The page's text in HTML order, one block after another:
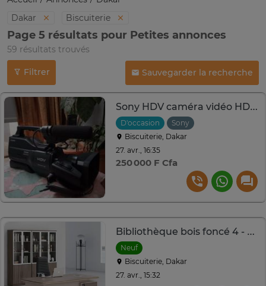
Dakar
Biscuiterie
Page 5 résultats pour Petites annonces
59 résultats trouvés
Filtrer Sauvegarder la recherche
Sony HDV caméra vidéo HD professionnelle ergonomique
D'occasion
Sony
Biscuiterie, Dakar
27. avr., 16:35
250 000 F Cfa
Bibliothèque bois foncé 4 - 3 -2 portes vitrées et pleines
Neuf
Biscuiterie, Dakar
27. avr., 15:32